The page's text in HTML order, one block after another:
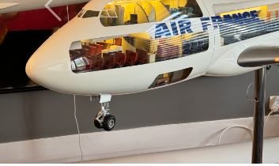
Précédent